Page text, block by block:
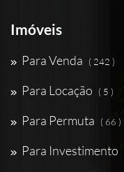
Imóveis
Para Venda ( 242 )
Para Locação ( 5 )
Para Permuta ( 66 )
Para Investimento